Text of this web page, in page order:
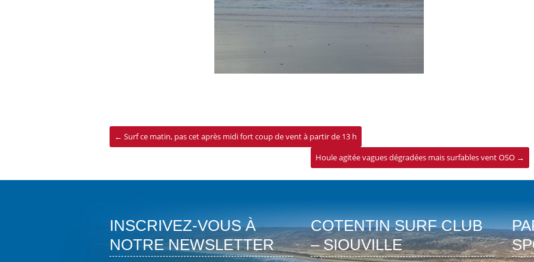
← Surf ce matin, pas cet après midi fort coup de vent à partir de 13 h
Houle agitée vagues dégradées mais surfables vent OSO →
INSCRIVEZ-VOUS À
NOTRE NEWSLETTER
COTENTIN SURF CLUB
– SIOUVILLE